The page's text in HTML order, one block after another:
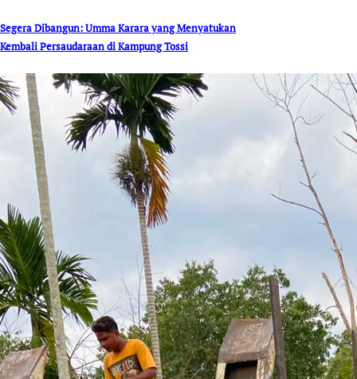
Segera Dibangun: Umma Karara yang Menyatukan
Kembali Persaudaraan di Kampung Tossi